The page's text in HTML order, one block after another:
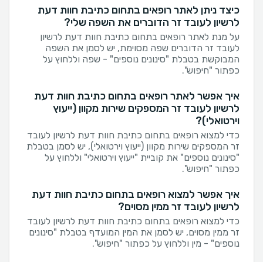
כיצד ניתן לאתר רופאים בתחום כתיבת חוות דעת
לרשיון לעובד זר הדוברים את השפה שלי?
על מנת לאתר רופאים בתחום כתיבת חוות דעת לרשיון
לעובד זר הדוברים שפה מסוימת, יש לסמן את השפה
המבוקשת בטבלת "סינונים נוספים" - שפה וללחוץ על
כפתור "חיפוש".
איך אפשר לאתר רופאים בתחום כתיבת חוות דעת
לרשיון לעובד זר המספקים שירות מקוון (ייעוץ
וירטואלי)?
כדי למצוא רופאים בתחום כתיבת חוות דעת לרשיון לעובד
זר המספקים שירות מקוון (ייעוץ וירטואלי), יש לסמן בטבלת
"סינונים נוספים" את קוביית "ייעוץ וירטואלי" וללחוץ על
כפתור "חיפוש".
איך אפשר למצוא רופאים בתחום כתיבת חוות דעת
לרשיון לעובד זר ממין מסוים?
כדי למצוא רופאים בתחום כתיבת חוות דעת לרשיון לעובד
זר ממין מסוים, יש לסמן את המין המועדף בטבלת "סינונים
נוספים" - מין וללחוץ על כפתור "חיפוש".